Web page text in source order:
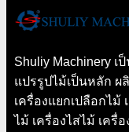
Shuliy Machinery
แปรรูปไม้เป็นหลัก
เครื่องแยกเปลือกไม้
ไม้ เครื่องไสไม้ เครื่